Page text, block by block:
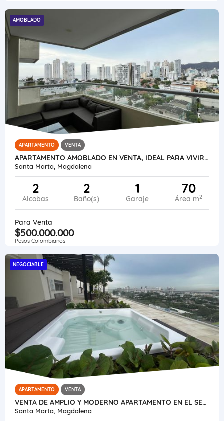
AMOBLADO
APARTAMENTO VENTA
APARTAMENTO AMOBLADO EN VENTA, IDEAL PARA VIVIR O INVERTIR (RODADERO)
Santa Marta, Magdalena
2
Alcobas
2
Baño(s)
1
Garaje
70
Área m2
Para Venta
$500.000.000
Pesos Colombianos
NEGOCIABLE
APARTAMENTO VENTA
VENTA DE AMPLIO Y MODERNO APARTAMENTO EN EL SECTOR DE BAVARIA
Santa Marta, Magdalena